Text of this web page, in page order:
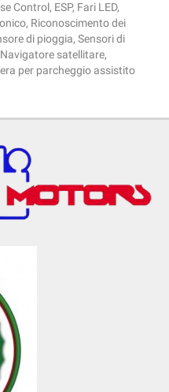
Control, ESP, Fari LED,
Riconoscimento dei
di pioggia, Sensori di
satellitare,
per parcheggio assistito